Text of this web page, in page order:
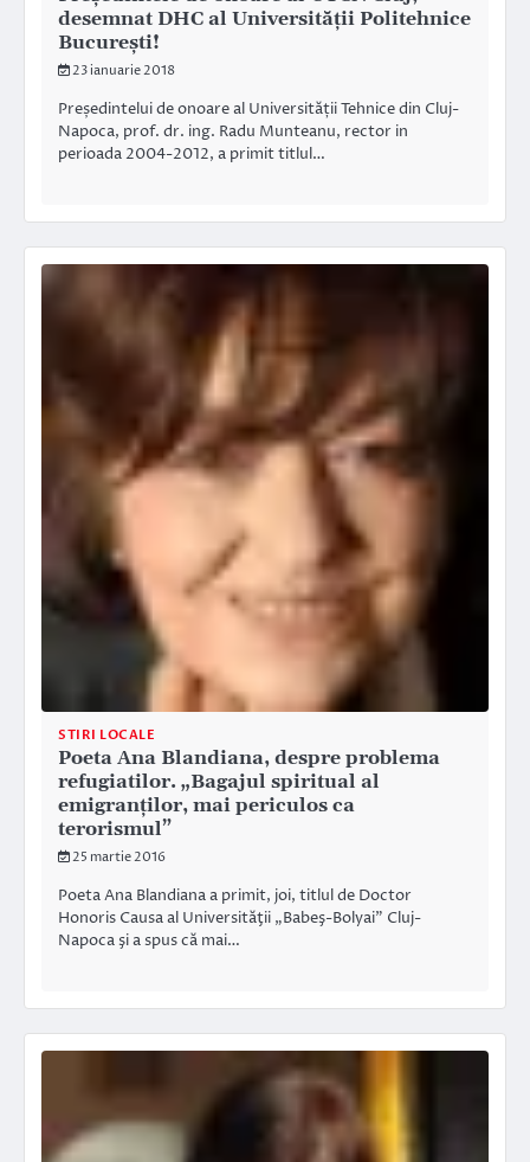
desemnat DHC al Universității Politehnice
București!
23 ianuarie 2018
Președintelui de onoare al Universității Tehnice din Cluj-
Napoca, prof. dr. ing. Radu Munteanu, rector in
perioada 2004-2012, a primit titlul…
STIRI LOCALE
Poeta Ana Blandiana, despre problema
refugiatilor. „Bagajul spiritual al
emigranţilor, mai periculos ca
terorismul”
25 martie 2016
Poeta Ana Blandiana a primit, joi, titlul de Doctor
Honoris Causa al Universităţii „Babeş-Bolyai” Cluj-
Napoca şi a spus că mai…